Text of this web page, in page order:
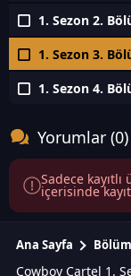
1. Sezon 2.
1. Sezon 3.
1. Sezon 4.
Yorumlar (0)
Sadece
içerisinde
Ana Sayfa
Cowboy Cartel 1.